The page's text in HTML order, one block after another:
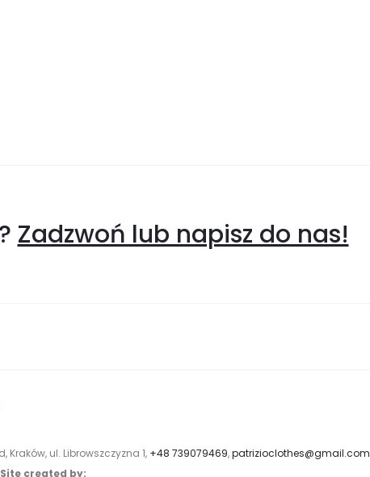
Zadzwoń lub napisz do nas!
Kraków, ul. Librowszczyzna 1, +48 739079469,patrizioclothes@gmail.com
Site created by: